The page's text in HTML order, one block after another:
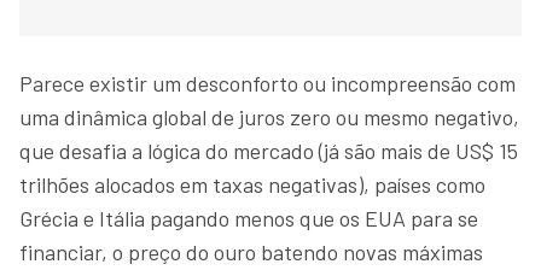
Parece existir um desconforto ou incompreensão com
uma dinâmica global de juros zero ou mesmo negativo,
que desafia a lógica do mercado (já são mais de US$ 15
trilhões alocados em taxas negativas), países como
Grécia e Itália pagando menos que os EUA para se
financiar, o preço do ouro batendo novas máximas